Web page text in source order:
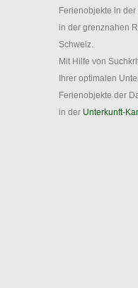
Ferienobjekte in
in der grenznahen
Schweiz.
Mit Hilfe von
Ihrer optimalen
Ferienobjekte der
in der Unterkunft-